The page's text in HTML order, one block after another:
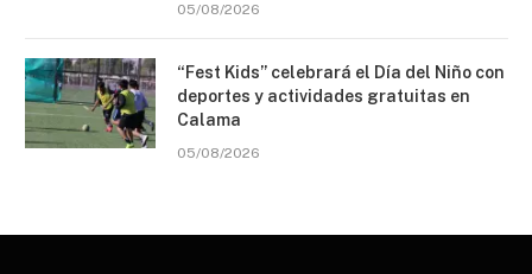
05/08/2026
“Fest Kids” celebrará el Día del Niño con
deportes y actividades gratuitas en
Calama
05/08/2026